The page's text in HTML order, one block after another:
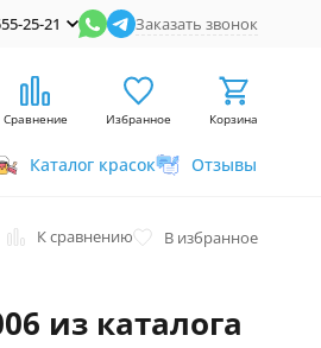
25-21 Заказать звонок
Сравнение Избранное Корзина
Каталог красок Отзывы
К сравнению В избранное
из каталога